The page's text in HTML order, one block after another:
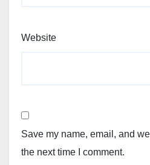
Website
Save my name, email, and
the next time I comment.